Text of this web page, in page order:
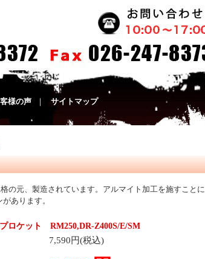
様の声 サイトマップ
の元、製造されています。アルマイト加工を施すことに
あります。
ロケット RM250,DR-Z400S/E/SM
7,590円(税込)